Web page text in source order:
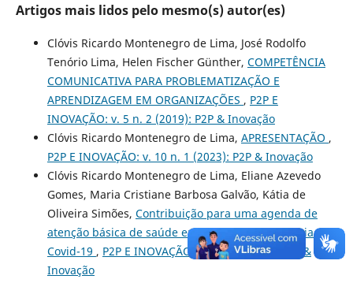
Artigos mais lidos pelo mesmo(s) autor(es)
Clóvis Ricardo Montenegro de Lima, José Rodolfo
Tenório Lima, Helen Fischer Günther, COMPETÊNCIA
COMUNICATIVA PARA PROBLEMATIZAÇÃO E
APRENDIZAGEM EM ORGANIZAÇÕES , P2P E
INOVAÇÃO: v. 5 n. 2 (2019): P2P & Inovação
Clóvis Ricardo Montenegro de Lima, APRESENTAÇÃO ,
P2P E INOVAÇÃO: v. 10 n. 1 (2023): P2P & Inovação
Clóvis Ricardo Montenegro de Lima, Eliane Azevedo
Gomes, Maria Cristiane Barbosa Galvão, Kátia de
Oliveira Simões, Contribuição para uma agenda de
atenção básica de saúde em tempos de pandemia de
Covid-19 , P2P E INOVAÇÃO: v. 7 n. 2 (2021): P2P &
Inovação